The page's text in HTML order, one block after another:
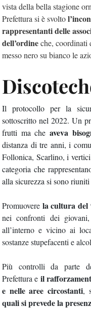
vista della bella stagione
Prefettura si è svolto
rappresentanti delle
dell’ordineche, coordinati
messo nero su bianco le
Il protocollo per la
sottoscritto nel 2022. Un
frutti ma cheaveva
distanza di tre anni, i
Follonica, Scarlino, i
categoria che
alla sicurezza si sono
Promuovere la cultura del
nei confronti dei
all’interno e vicino ai
sostanze stupefacenti e
Più controlli da parte
Prefettura e il
e nelle aree circostanti,
quali si prevede la